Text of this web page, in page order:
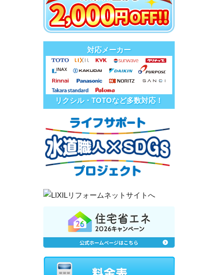
対応メーカー
リクシル・TOTOなど多数対応！